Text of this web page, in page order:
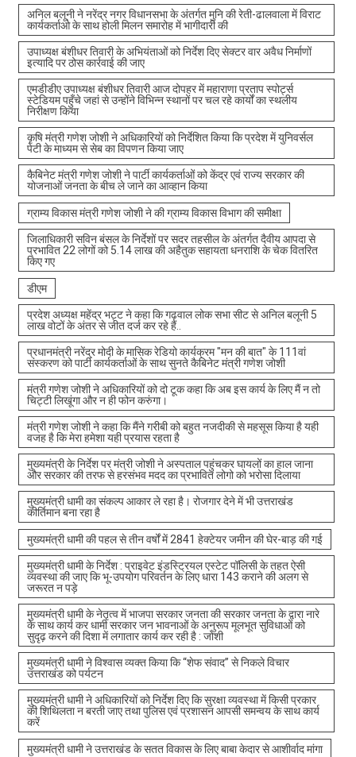
अनिल बलूनी ने नरेंद्र नगर विधानसभा के अंतर्गत मुनि की रेती-ढालवाला में विराट
कार्यकर्ताओ के साथ होली मिलन समारोह में भागीदारी की
उपाध्यक्ष बंशीधर तिवारी के अभियंताओं को निर्देश दिए सेक्टर वार अवैध निर्माणों
इत्यादि पर ठोस कार्रवाई की जाए
एमडीडीए उपाध्यक्ष बंशीधर तिवारी आज दोपहर में महाराणा प्रताप स्पोर्ट्स
स्टेडियम पहुँचे जहां से उन्होंने विभिन्न स्थानों पर चल रहे कार्यों का स्थलीय
निरीक्षण किया
कृषि मंत्री गणेश जोशी ने अधिकारियों को निर्देशित किया कि प्रदेश में युनिवर्सल
पेटी के माध्यम से सेब का विपणन किया जाए
कैबिनेट मंत्री गणेश जोशी ने पार्टी कार्यकर्ताओं को केंद्र एवं राज्य सरकार की
योजनाओं जनता के बीच ले जाने का आव्हान किया
ग्राम्य विकास मंत्री गणेश जोशी ने की ग्राम्य विकास विभाग की समीक्षा
जिलाधिकारी सविन बंसल के निर्देशों पर सदर तहसील के अंतर्गत दैवीय आपदा से
प्रभावित 22 लोगों को 5.14 लाख की अहैतुक सहायता धनराशि के चेक वितरित
किए गए
डीएम
प्रदेश अध्यक्ष महेंद्र भट्ट ने कहा कि गढ़वाल लोक सभा सीट से अनिल बलूनी 5
लाख वोटों के अंतर से जीत दर्ज कर रहे हैं..
प्रधानमंत्री नरेंद्र मोदी के मासिक रेडियो कार्यक्रम "मन की बात" के 111वां
संस्करण को पार्टी कार्यकर्ताओं के साथ सुनते कैबिनेट मंत्री गणेश जोशी
मंत्री गणेश जोशी ने अधिकारियों को दो टूक कहा कि अब इस कार्य के लिए मैं न तो
चिट्टी लिखूंगा और न ही फोन करुंगा।
मंत्री गणेश जोशी ने कहा कि मैंने गरीबी को बहुत नजदीकी से महसूस किया है यही
वजह है कि मेरा हमेशा यही प्रयास रहता है
मुख्यमंत्री के निर्देश पर मंत्री जोशी ने अस्पताल पहुंचकर घायलों का हाल जाना
और सरकार की तरफ से हरसंभव मदद का प्रभावित लोगो को भरोसा दिलाया
मुख्यमंत्री धामी का संकल्प आकार ले रहा है। रोजगार देने में भी उत्तराखंड
कीर्तिमान बना रहा है
मुख्यमंत्री धामी की पहल से तीन वर्षों में 2841 हेक्टेयर जमीन की घेर-बाड़ की गई
मुख्यमंत्री धामी के निर्देश : प्राइवेट इंडस्ट्रियल एस्टेट पॉलिसी के तहत ऐसी
व्यवस्था की जाए कि भू-उपयोग परिवर्तन के लिए धारा 143 कराने की अलग से
जरूरत न पड़े
मुख्यमंत्री धामी के नेतृत्व में भाजपा सरकार जनता की सरकार जनता के द्वारा नारे
के साथ कार्य कर धामी सरकार जन भावनाओं के अनुरूप मूलभूत सुविधाओं को
सुदृढ़ करने की दिशा में लगातार कार्य कर रही है : जोशी
मुख्यमंत्री धामी ने विश्वास व्यक्त किया कि “शेफ संवाद” से निकले विचार
उत्तराखंड को पर्यटन
मुख्यमंत्री धामी ने अधिकारियों को निर्देश दिए कि सुरक्षा व्यवस्था में किसी प्रकार
की शिथिलता न बरती जाए तथा पुलिस एवं प्रशासन आपसी समन्वय के साथ कार्य
करें
मुख्यमंत्री धामी ने उत्तराखंड के सतत विकास के लिए बाबा केदार से आशीर्वाद मांगा